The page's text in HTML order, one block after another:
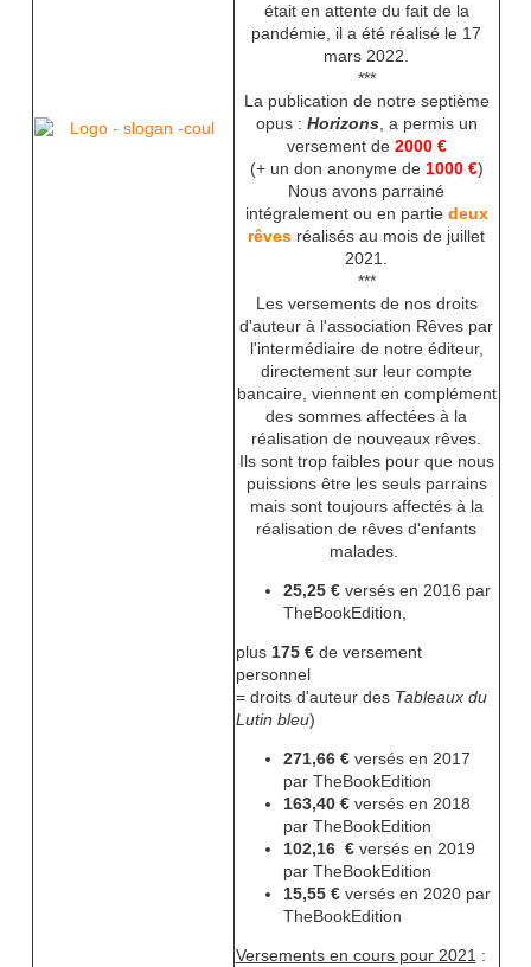
était en attente du fait de la
pandémie, il a été réalisé le 17
mars 2022.
***
La publication de notre septième
opus : Horizons, a permis un
versement de 2000 €
(+ un don anonyme de 1000 €)
Nous avons parrainé
intégralement ou en partie deux
rêves réalisés au mois de juillet
2021.
***
Les versements de nos droits
d'auteur à l'association Rêves par
l'intermédiaire de notre éditeur,
directement sur leur compte
bancaire, viennent en complément
des sommes affectées à la
réalisation de nouveaux rêves.
Ils sont trop faibles pour que nous
puissions être les seuls parrains
mais sont toujours affectés à la
réalisation de rêves d'enfants
malades.
25,25 €versés en 2016 par
TheBookEdition,
plus 175 €de versement
personnel
= droits d'auteur des Tableaux du
Lutin bleu)
271,66 €versés en 2017
par TheBookEdition
163,40 €versés en 2018
par TheBookEdition
102,16 €versés en 2019
par TheBookEdition
15,55 €versés en 2020 par
TheBookEdition
Versements en cours pour 2021 :